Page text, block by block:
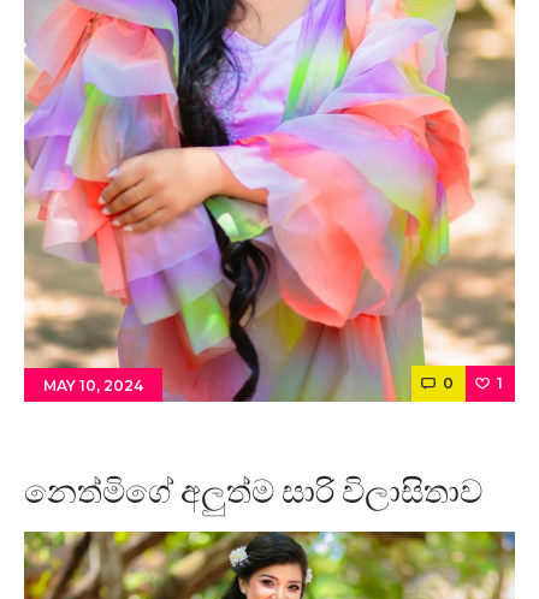
MAY 10, 2024 0 1
නෙත්මිගේ අලුත්ම සාරි විලාසිතාව